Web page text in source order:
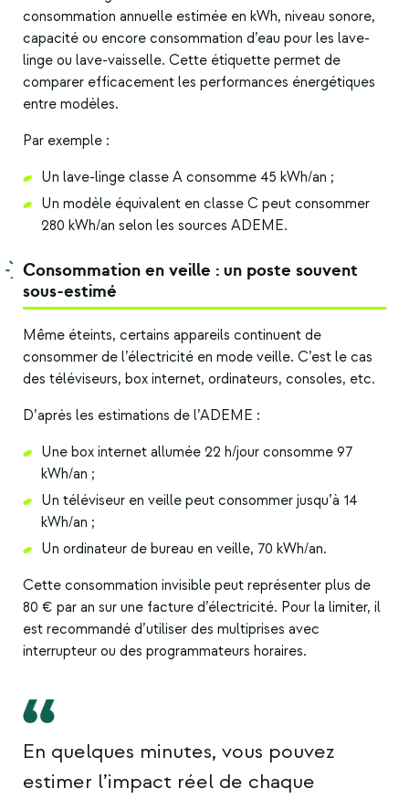
consommation annuelle estimée en kWh, niveau sonore,
capacité ou encore consommation d’eau pour les lave-
linge ou lave-vaisselle. Cette étiquette permet de
comparer efficacement les performances énergétiques
entre modèles.
Par exemple :
Un lave-linge classe A consomme 45 kWh/an ;
Un modèle équivalent en classe C peut consommer
280 kWh/an selon les sources ADEME.
Consommation en veille : un poste souvent
sous-estimé
Même éteints, certains appareils continuent de
consommer de l’électricité en mode veille. C’est le cas
des téléviseurs, box internet, ordinateurs, consoles, etc.
D’après les estimations de l’ADEME :
Une box internet allumée 22 h/jour consomme 97
kWh/an ;
Un téléviseur en veille peut consommer jusqu’à 14
kWh/an ;
Un ordinateur de bureau en veille, 70 kWh/an.
Cette consommation invisible peut représenter plus de
80 € par an sur une facture d’électricité. Pour la limiter, il
est recommandé d’utiliser des multiprises avec
interrupteur ou des programmateurs horaires.
En quelques minutes, vous pouvez
estimer l’impact réel de chaque